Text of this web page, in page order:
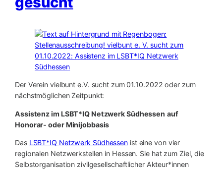
Der Verein vielbunt e.V. sucht zum 01.10.2022 oder zum
nächstmöglichen Zeitpunkt:
Assistenz im LSBT*IQ Netzwerk Südhessen auf
Honorar- oder Minijobbasis
Das LSBT*IQ Netzwerk Südhessen ist eine von vier
regionalen Netzwerkstellen in Hessen. Sie hat zum Ziel, die
Selbstorganisation zivilgesellschaftlicher Akteur*innen